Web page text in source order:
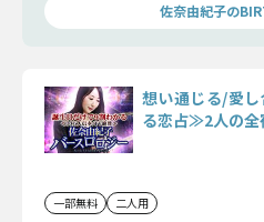
佐奈由紀子の
想い通じる/愛
る恋占≫2人の全
一部無料 二人用